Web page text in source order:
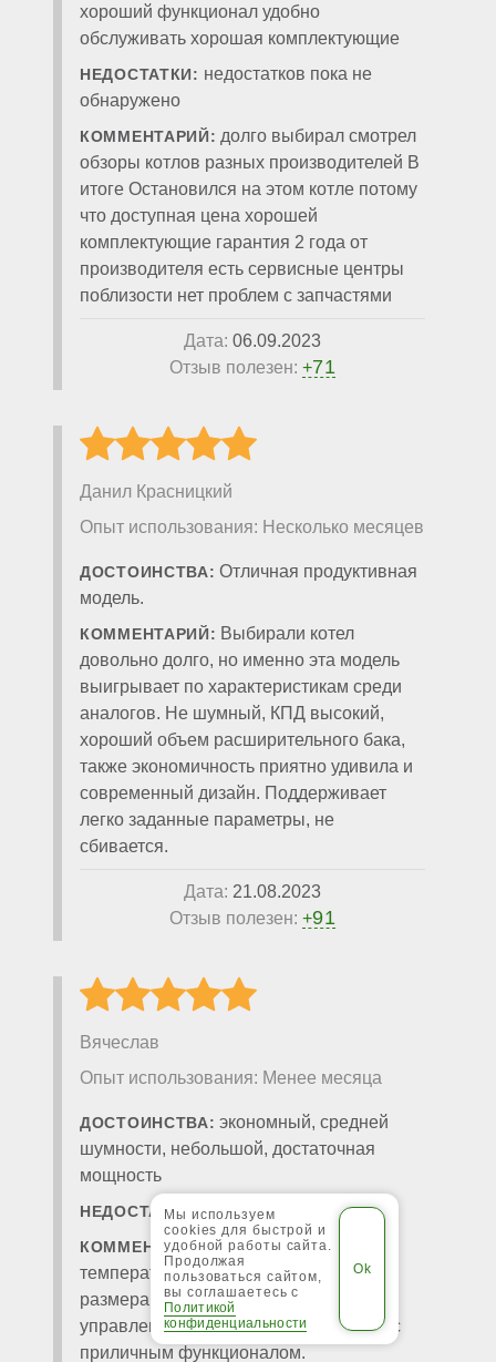
хороший функционал удобно
обслуживать хорошая комплектующие
НЕДОСТАТКИ: недостатков пока не
обнаружено
КОММЕНТАРИЙ: долго выбирал смотрел
обзоры котлов разных производителей В
итоге Остановился на этом котле потому
что доступная цена хорошей
комплектующие гарантия 2 года от
производителя есть сервисные центры
поблизости нет проблем с запчастями
Дата: 06.09.2023
Отзыв полезен: +71
Данил Красницкий
Опыт использования: Несколько месяцев
ДОСТОИНСТВА: Отличная продуктивная
модель.
КОММЕНТАРИЙ: Выбирали котел
довольно долго, но именно эта модель
выигрывает по характеристикам среди
аналогов. Не шумный, КПД высокий,
хороший объем расширительного бака,
также экономичность приятно удивила и
современный дизайн. Поддерживает
легко заданные параметры, не
сбивается.
Дата: 21.08.2023
Отзыв полезен: +91
Вячеслав
Опыт использования: Менее месяца
ДОСТОИНСТВА: экономный, средней
шумности, небольшой, достаточная
мощность
НЕДОСТАТКИ:не обнаружено
КОММЕНТАРИЙ:Стабильно держит
температуру. Вполне компактного
размера. Легок в настройке и
управлении. В целом отличный котел с
приличным функционалом.
Мы используем
cookies для быстрой и
удобной работы сайта.
Продолжая
пользоваться сайтом,
вы соглашаетесь с
Политикой
конфиденциальности